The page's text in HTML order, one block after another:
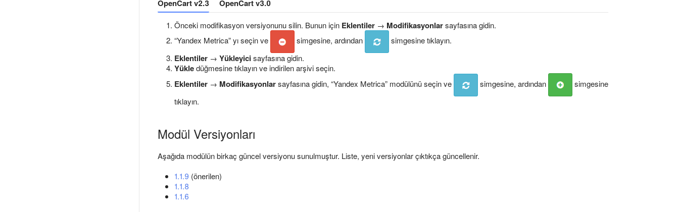
OpenCart v2.3 OpenCart v3.0
Önceki modifikasyon versiyonunu silin. Bunun için Eklentiler → Modifikasyonlarsayfasına gidin.
“Yandex Metrica” yı seçin ve
simgesine, ardından simgesine tıklayın.
Eklentiler → Yükleyicisayfasına gidin.
Yükledüğmesine tıklayın ve indirilen arşivi seçin.
Eklentiler → Modifikasyonlarsayfasına gidin, “Yandex Metrica” modülünü seçin ve simgesine, ardından
simgesine
tıklayın.
Modül Versiyonları
Aşağıda modülün birkaç güncel versiyonu sunulmuştur. Liste, yeni versiyonlar çıktıkça güncellenir.
1.1.9 (önerilen)
1.1.8
1.1.6